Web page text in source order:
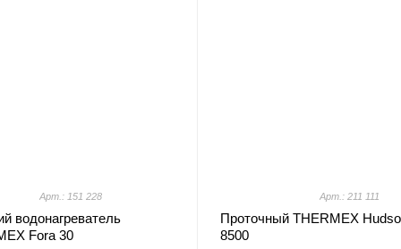
Арт.: 151 228
водонагреватель
Fora 30
Арт.: 211 111
Проточный THERMEX
8500